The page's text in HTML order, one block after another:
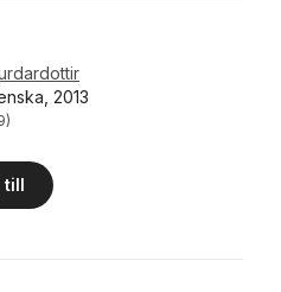
2013
Totalt antal röster:
)
till